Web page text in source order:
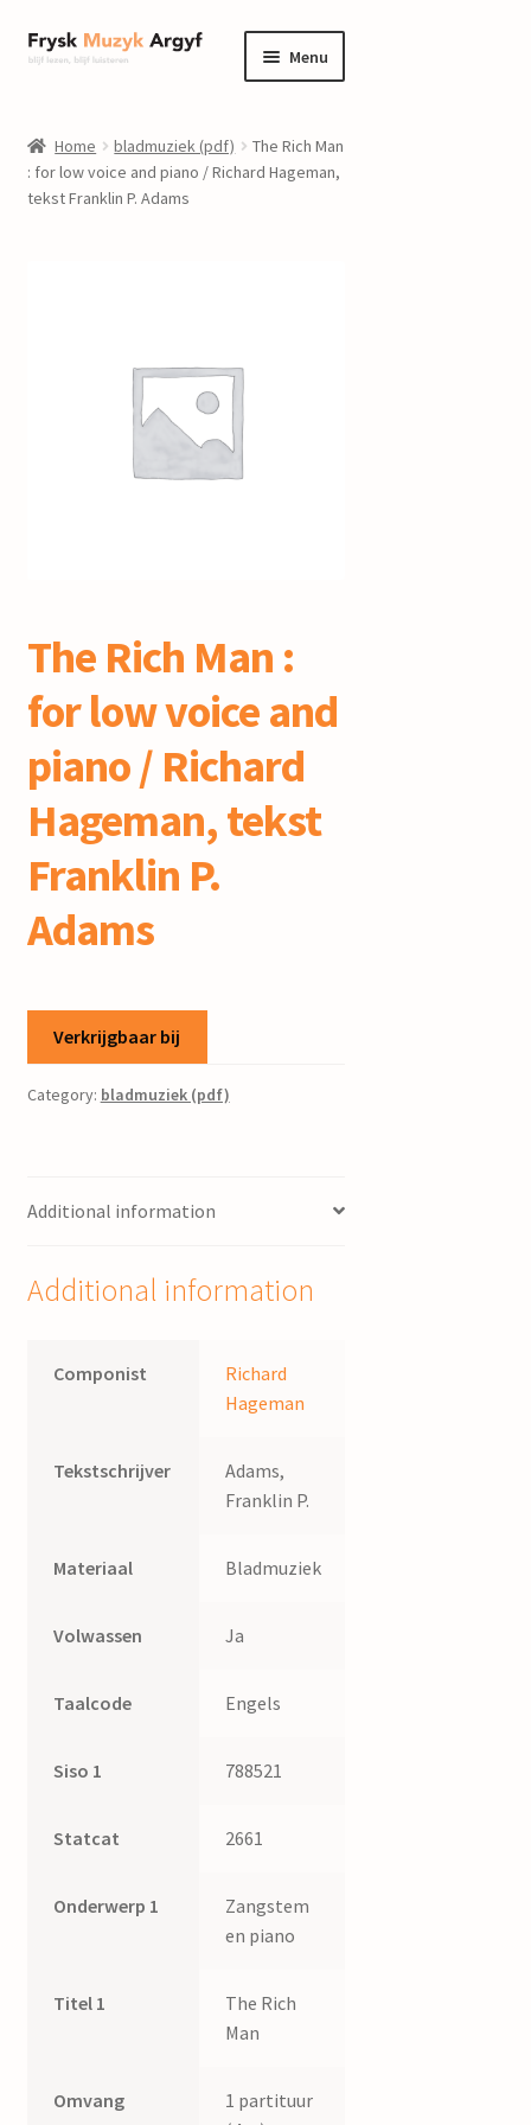
Ga
door
navigatie
Ga
naar
inhoud
Menu
informatie
Submenu
Home bladmuziek (pdf)
The Rich Man
: for low voice and piano / Richard Hageman,
tekst Franklin P. Adams
The Rich Man :
for low voice and
piano / Richard
Hageman, tekst
Franklin P.
Adams
Verkrijgbaar bij
Category: bladmuziek (pdf)
Additional information
Additional information
Componist
Richard
Hageman
Tekstschrijver
Adams,
Franklin P.
Materiaal Bladmuziek
Volwassen Ja
Taalcode Engels
Siso 1 788521
Statcat 2661
Onderwerp 1
Zangstem
en piano
Titel 1
The Rich
Man
Omvang
1 partituur